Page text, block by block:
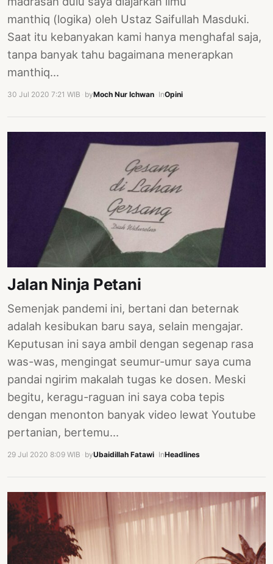
manthiq (logika) oleh Ustaz Saifullah Masduki.
Saat itu kebanyakan kami hanya menghafal saja,
tanpa banyak tahu bagaimana menerapkan
manthiq…
30 Jul 2020 7:21 WIB byMoch Nur Ichwan InOpini
Jalan Ninja Petani
Semenjak pandemi ini, bertani dan beternak
adalah kesibukan baru saya, selain mengajar.
Keputusan ini saya ambil dengan segenap rasa
was-was, mengingat seumur-umur saya cuma
pandai ngirim makalah tugas ke dosen. Meski
begitu, keragu-raguan ini saya coba tepis
dengan menonton banyak video lewat Youtube
pertanian, bertemu…
29 Jul 2020 8:09 WIB byUbaidillah Fatawi InHeadlines